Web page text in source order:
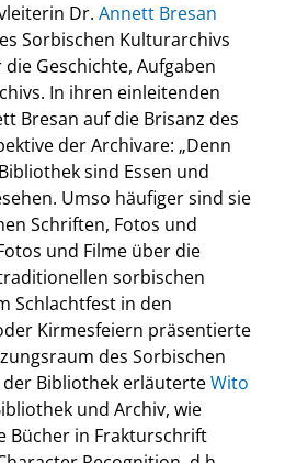
Dr. Annett Bresan
Sorbischen Kulturarchivs
Geschichte, Aufgaben
In ihren einleitenden
Bresan auf die Brisanz des
der Archivare: „Denn
sind Essen und
Umso häufiger sind sie
Schriften, Fotos und
und Filme über die
sorbischen
Schlachtfest in den
Kirmesfeiern präsentierte
des Sorbischen
der Bibliothek erläuterteWito
und Archiv, wie
Bücher in Frakturschrift